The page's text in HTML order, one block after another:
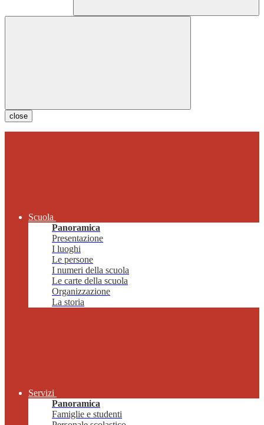
close
Scuola
Panoramica
Presentazione
I luoghi
Le persone
I numeri della scuola
Le carte della scuola
Organizzazione
La storia
Servizi
Panoramica
Famiglie e studenti